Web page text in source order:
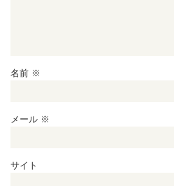
名前 ※
メール ※
サイト